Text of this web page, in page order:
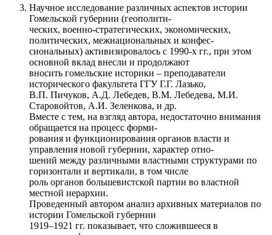
Научное исследование различных аспектов истории
Гомельской губернии (геополити-
ческих, военно-стратегических, экономических,
политических, межнациональных и конфес-
сиональных) активизировалось с 1990-х гг., при этом
основной вклад внесли и продолжают
вносить гомельские историки – преподаватели
исторического факультета ГГУ Г.Г. Лазько,
В.П. Пичуков, А.Д. Лебедев, В.М. Лебедева, М.И.
Старовойтов, А.И. Зеленкова, и др.
Вместе с тем, на взгляд автора, недостаточно внимания
обращается на процесс форми-
рования и функционирования органов власти и
управления новой губернии, характер отно-
шений между различными властными структурами по
горизонтали и вертикали, в том числе
роль органов большевистской партии во властной
местной иерархии.
Проведенный автором анализ архивных материалов по
истории Гомельской губернии
1919–1921 гг. показывает, что сложившееся в